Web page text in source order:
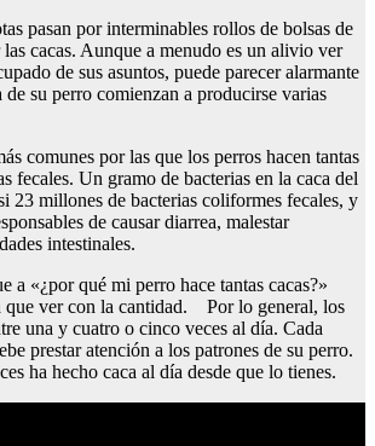
pasan por interminables rollos de bolsas de
cacas. Aunque a menudo es un alivio ver
de sus asuntos, puede parecer alarmante
de su perro comienzan a producirse varias
comunes por las que los perros hacen tantas
fecales. Un gramo de bacterias en la caca del
23 millones de bacterias coliformes fecales, y
de causar diarrea, malestar
intestinales.
a «¿por qué mi perro hace tantas cacas?»
que ver con la cantidad. Por lo general, los
una y cuatro o cinco veces al día. Cada
prestar atención a los patrones de su perro.
ha hecho caca al día desde que lo tienes.